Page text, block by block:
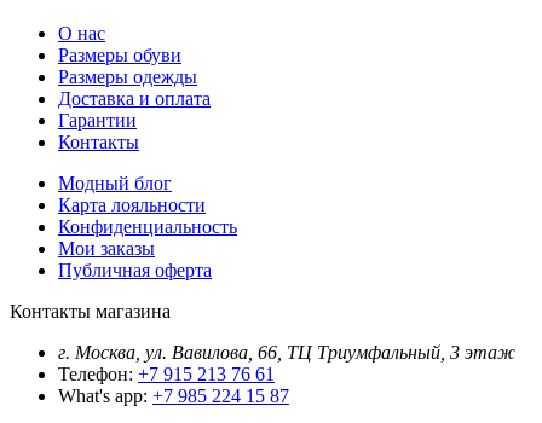
О нас
Размеры обуви
Размеры одежды
Доставка и оплата
Гарантии
Контакты
Модный блог
Карта лояльности
Конфиденциальность
Мои заказы
Публичная оферта
Контакты магазина
г. Москва, ул. Вавилова, 66, ТЦ Триумфальный, 3 этаж
Телефон: +7 915 213 76 61
What's app: +7 985 224 15 87